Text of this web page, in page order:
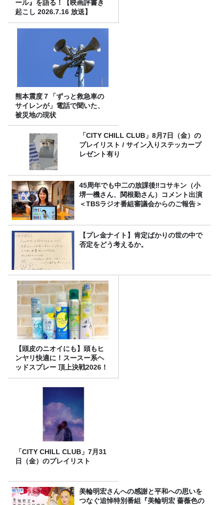
ール』を語る！【映画評書き
起こし 2026.7.16 放送】
熊本震度７「ずっと救急車の
サイレンが」電話で聞いた、
被災地の現状
「CITY CHILL CLUB」8月7日（金）の
プレイリスト / サイン入りステッカープ
レゼント有り
45周年でも中二の放課後‼コサキン（小
堺一機さん、関根勤さん）コメント出演
＜TBSラジオ番組審議会からのご報告＞
【プレ金ナイト】肯定ばかりの世の中で
否定をどう考えるか。
【頭皮のニオイにも】頭もヒ
ンヤリ快適に！スースー系ヘ
ッドスプレー 頂上決戦2026！
「CITY CHILL CLUB」7月31
日（金）のプレイリスト
美輪明宏さんへの感謝と平和への思いを
つなぐ追悼特別番組『美輪明宏 薔薇色の